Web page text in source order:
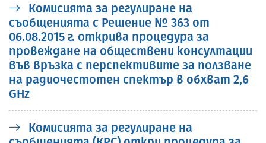
Комисията за регулиране на
съобщенията с Решение № 363 от
06.08.2015 г. открива процедура за
провеждане на обществени консултации
във връзка с перспективите за ползване
на радиочестотен спектър в обхват 2,6
GHz
Комисията за регулиране на